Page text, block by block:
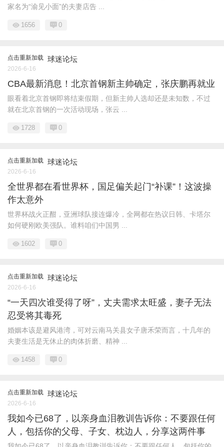
家名为“渝见小面”的夫妻店告 ...
1656 0
点击重新加载 球迷论坛
2026-6-16
CBA最新消息！北京首钢新主帅确定，张庆鹏再就业
眼看着北京首钢即将结束假期，但新主帅人选却还是未知数，不过
就在北京首钢的一次活动现场，张云 ...
1728 0
点击重新加载 球迷论坛
2026-6-16
全世界都在看世界杯，国足偏关起门“补课”！这波操
作太意外
世界杯战火正酣，亚洲球队接连爆冷，全网都在热议日韩、卡塔尔
如何硬刚欧美强队。谁料咱们中国男 ...
1602 0
点击重新加载 球迷论坛
2026-6-16
“一天四次谁受得了呀”，丈夫需求太旺盛，妻子无法
忍受将其毒死
婚姻本该是避风港湾，可对云南马关县女子唐禾荣而言，十几年的
夫妻生活是无休止的肉体折磨、精神 ...
1458 0
点击重新加载 球迷论坛
2026-6-16
我如今已68了，以亲身血泪教训告诉你：不要跟任何
人，包括你的父母、子女、枕边人，分享这两件事